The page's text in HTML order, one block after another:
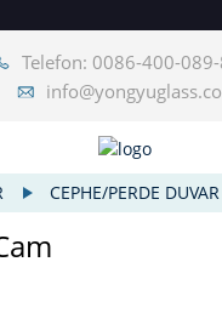
Telefon: 0086-400-
CEPHE/PERDE